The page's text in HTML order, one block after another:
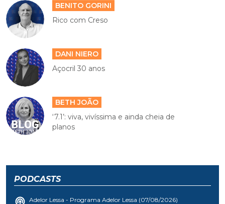
BENITO GORINI
Rico com Creso
DANI NIERO
Açocril 30 anos
BETH JOÃO
‘7.1’: viva, vivíssima e ainda cheia de
planos
PODCASTS
Adelor Lessa - Programa Adelor Lessa (07/08/2026)